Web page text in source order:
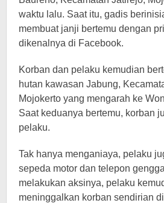
waktu lalu. Saat itu, gadis
membuat janji bertemu dengan
dikenalnya di Facebook.
Korban dan pelaku kemudian
hutan kawasan Jabung,
Mojokerto yang mengarah ke
Saat keduanya bertemu, korban
pelaku.
Tak hanya menganiaya, pelaku
sepeda motor dan telepon
melakukan aksinya, pelaku
meninggalkan korban sendirian